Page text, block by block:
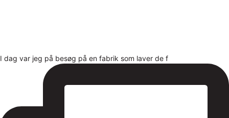
I dag var jeg på besøg på en fabrik som laver de f